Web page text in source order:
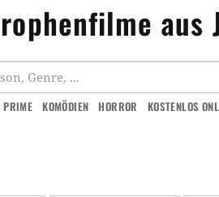
aus
PRIME KOMÖDIEN HORROR KOSTENLOS